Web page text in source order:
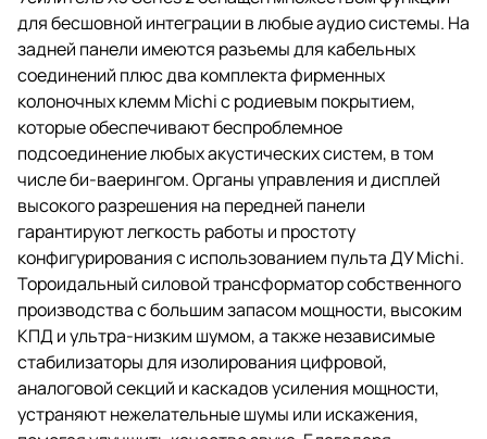
для бесшовной интеграции в любые аудио системы. На
задней панели имеются разъемы для кабельных
соединений плюс два комплекта фирменных
колоночных клемм Michi с родиевым покрытием,
которые обеспечивают беспроблемное
подсоединение любых акустических систем, в том
числе би-ваерингом. Органы управления и дисплей
высокого разрешения на передней панели
гарантируют легкость работы и простоту
конфигурирования с использованием пульта ДУ Michi.
Тороидальный силовой трансформатор собственного
производства с большим запасом мощности, высоким
КПД и ультра-низким шумом, а также независимые
стабилизаторы для изолирования цифровой,
аналоговой секций и каскадов усиления мощности,
устраняют нежелательные шумы или искажения,